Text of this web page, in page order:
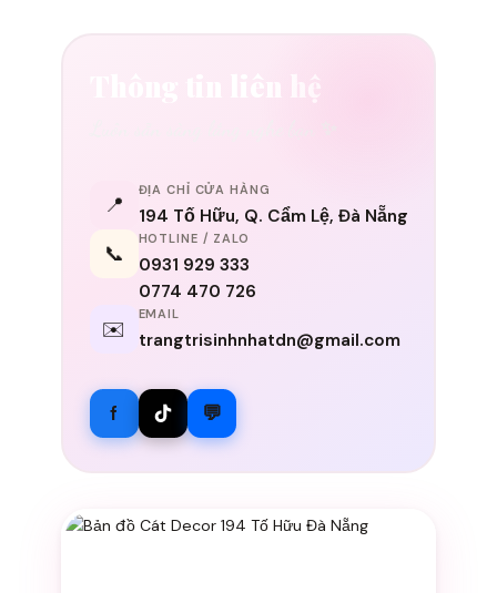
Thông tin liên hệ
📍
ĐỊA CHỈ CỬA HÀNG
194 Tố Hữu, Q. Cẩm Lệ, Đà Nẵng
📞
HOTLINE / ZALO
0931 929 333
0774 470 726
✉️
EMAIL
trangtrisinhnhatdn@gmail.com
f 💬